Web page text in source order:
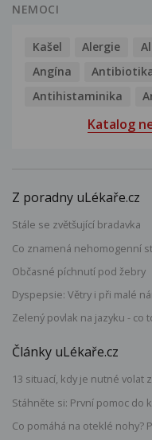
NEMOCI
Kašel Alergie
Angína
Antihistaminika
Katalog
Z poradny uLékaře.cz
Stále se zvětšující bradavka
Co znamená nehomogenní
Občasné píchnutí pod žebry
Dyspepsie: Větry i při malé
Zelený povlak na jazyku - co
Články uLékaře.cz
13 situací, kdy je nutné volat
Stáhněte si: První pomoc do
Co pomáhá na oteklé nohy?